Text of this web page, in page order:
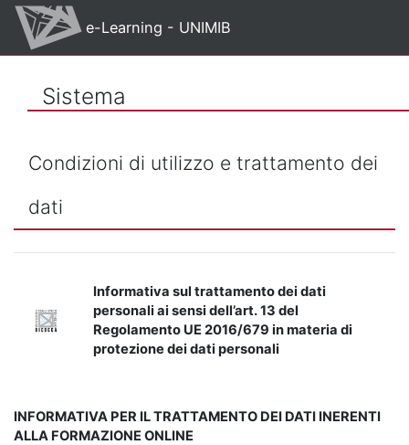
Vai al contenuto principale
e-Learning - UNIMIB
Sistema
Condizioni di utilizzo e trattamento dei
dati
Informativa sul trattamento dei dati
personali ai sensi dell’art. 13 del
Regolamento UE 2016/679 in materia di
protezione dei dati personali
INFORMATIVA PER IL TRATTAMENTO DEI DATI INERENTI
ALLA FORMAZIONE ONLINE